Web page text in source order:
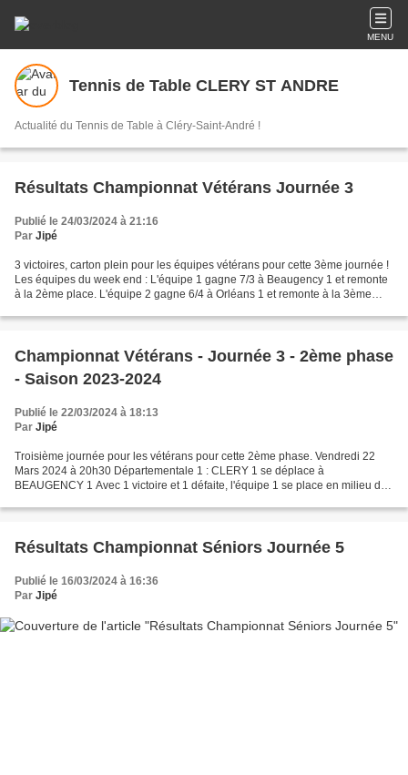
MENU
Tennis de Table CLERY ST ANDRE
Actualité du Tennis de Table à Cléry-Saint-André !
Résultats Championnat Vétérans Journée 3
Publié le 24/03/2024 à 21:16
Par Jipé
3 victoires, carton plein pour les équipes vétérans pour cette 3ème journée !
Les équipes du week end : L'équipe 1 gagne 7/3 à Beaugency 1 et remonte
à la 2ème place. L'équipe 2 gagne 6/4 à Orléans 1 et remonte à la 3ème
Championnat Vétérans - Journée 3 - 2ème phase
- Saison 2023-2024
Publié le 22/03/2024 à 18:13
Par Jipé
Troisième journée pour les vétérans pour cette 2ème phase. Vendredi 22
Mars 2024 à 20h30 Départementale 1 : CLERY 1 se déplace à
BEAUGENCY 1 Avec 1 victoire et 1 défaite, l'équipe 1 se place en milieu de
Résultats Championnat Séniors Journée 5
Publié le 16/03/2024 à 16:36
Par Jipé